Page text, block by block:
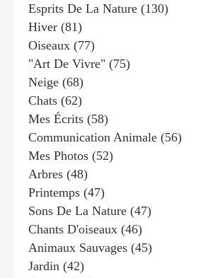
Esprits De La Nature (130)
Hiver (81)
Oiseaux (77)
"art De Vivre" (75)
Neige (68)
Chats (62)
Mes Écrits (58)
Communication Animale (56)
Mes Photos (52)
Arbres (48)
Printemps (47)
Sons De La Nature (47)
Chants D'oiseaux (46)
Animaux Sauvages (45)
Jardin (42)